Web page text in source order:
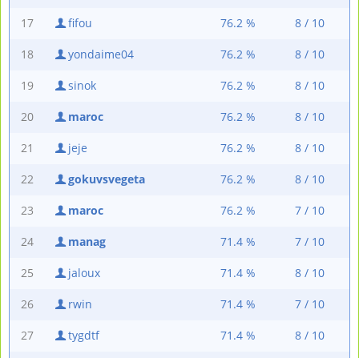
17 fifou 76.2 % 8 / 10
18 yondaime04 76.2 % 8 / 10
19 sinok 76.2 % 8 / 10
20 maroc 76.2 % 8 / 10
21 jeje 76.2 % 8 / 10
22 gokuvsvegeta 76.2 % 8 / 10
23 maroc 76.2 % 7 / 10
24 manag 71.4 % 7 / 10
25 jaloux 71.4 % 8 / 10
26 rwin 71.4 % 7 / 10
27 tygdtf 71.4 % 8 / 10